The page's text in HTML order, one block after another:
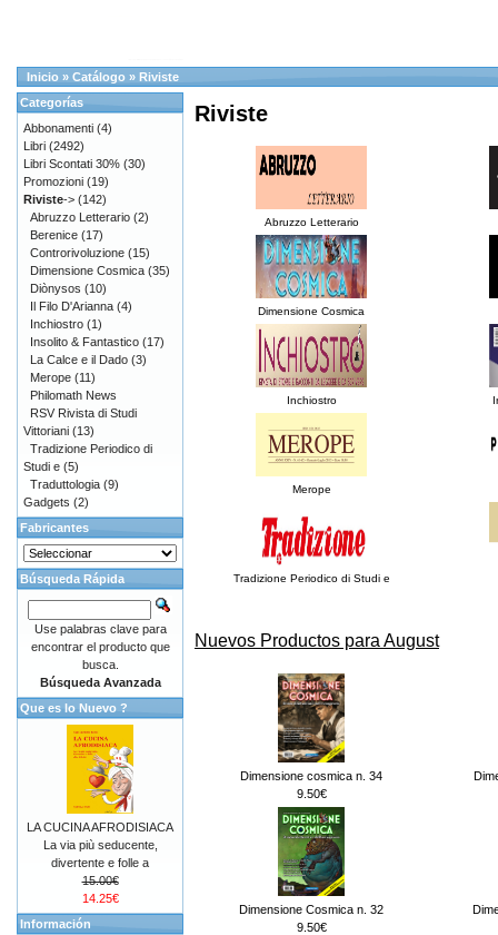
Inicio » Catálogo » Riviste
Riviste
Abruzzo Letterario
Dimensione Cosmica
Inchiostro
Merope
Tradizione Periodico di Studi e
Nuevos Productos para August
Dimensione cosmica n. 34
9.50€
Dimensione Cosmica n. 32
9.50€
Categorías
Abbonamenti (4)
Libri (2492)
Libri Scontati 30% (30)
Promozioni (19)
Riviste-> (142)
Abruzzo Letterario (2)
Berenice (17)
Controrivoluzione (15)
Dimensione Cosmica (35)
Diònysos (10)
Il Filo D'Arianna (4)
Inchiostro (1)
Insolito & Fantastico (17)
La Calce e il Dado (3)
Merope (11)
Philomath News
RSV Rivista di Studi
Vittoriani (13)
Tradizione Periodico di
Studi e (5)
Traduttologia (9)
Gadgets (2)
Fabricantes
Búsqueda Rápida
Use palabras clave para
encontrar el producto que
busca.
Búsqueda Avanzada
Que es lo Nuevo ?
LA CUCINA AFRODISIACA
La via più seducente,
divertente e folle a
15.00€
14.25€
Información